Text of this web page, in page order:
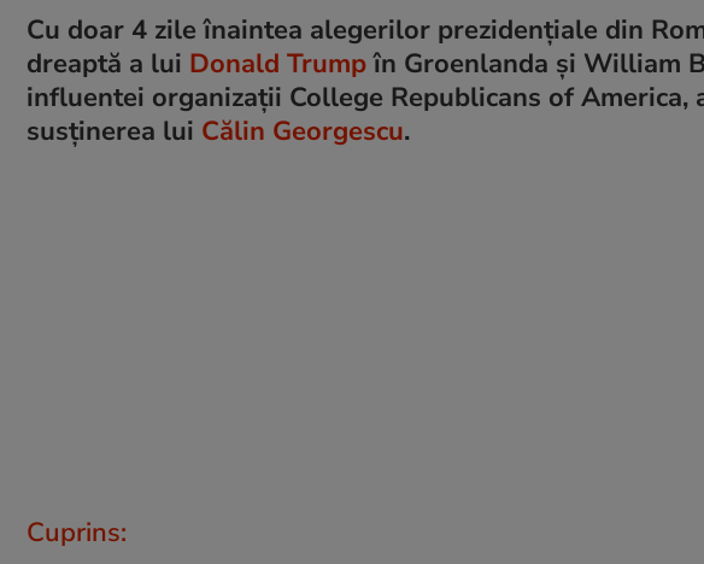
Cu doar 4 zile înaintea alegerilor prezidențiale din
dreaptă a lui Donald Trumpîn Groenlanda și William
influentei organizații College Republicans of
susținerea lui Călin Georgescu.
Cuprins: